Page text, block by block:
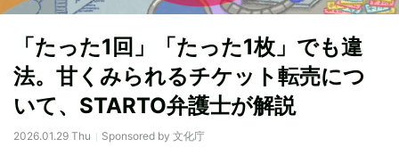
「たった1回」「たった1枚」でも違
法。甘くみられるチケット転売につ
いて、STARTO弁護士が解説
2026.01.29 Thu Sponsored by 文化庁